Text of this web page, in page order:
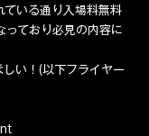
ている通り入場料無料
ており必見の内容に
い！(以下フライヤー